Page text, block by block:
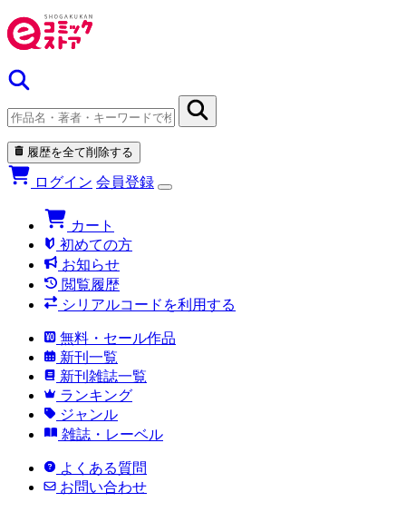
履歴を全て削除する
ログイン 会員登録
カート
初めての方
お知らせ
閲覧履歴
シリアルコードを利用する
無料・セール作品
新刊一覧
新刊雑誌一覧
ランキング
ジャンル
雑誌・レーベル
よくある質問
お問い合わせ